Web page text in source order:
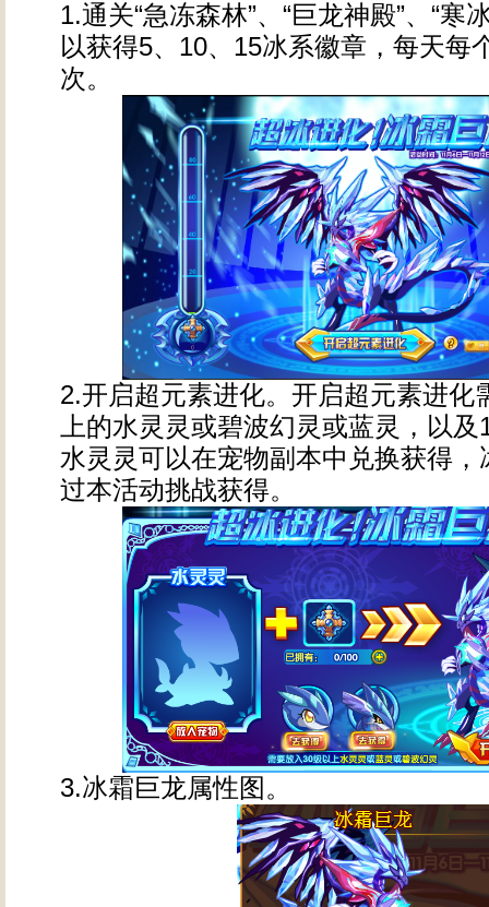
1.通关“急冻森林”、“巨龙神殿”、“寒
以获得5、10、15冰系徽章，每天每
次。
2.开启超元素进化。开启超元素进化
上的水灵灵或碧波幻灵或蓝灵，以
水灵灵可以在宠物副本中兑换获得，
过本活动挑战获得。
3.冰霜巨龙属性图。